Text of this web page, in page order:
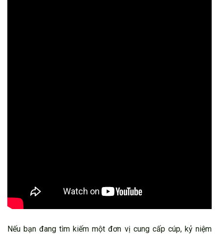
Nếu bạn đang tìm kiếm một đơn vị cung cấp cúp, kỷ niệm